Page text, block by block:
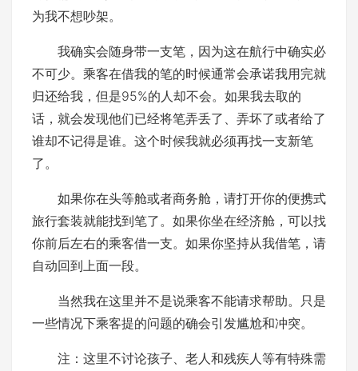
为我不想吵架。
我确实会随身带一支笔，因为这在航行中确实必
不可少。乘客在借我的笔的时候通常会承诺我用完就
归还给我，但是95%的人却不会。如果我去取的
话，就会发现他们已经将笔弄丢了、弄坏了或者给了
谁却不记得是谁。这个时候我就必须再找一支新笔
了。
如果你在头等舱或者商务舱，请打开你的便携式
旅行套装就能找到笔了。如果你坐在经济舱，可以找
你前后左右的乘客借一支。如果你坚持从我借笔，请
自动回到上面一段。
当然我在这里并不是说乘客不能请求帮助。只是
一些情况下乘客提的问题的确会引发尴尬和冲突。
注：这里不讨论孩子、老人和残疾人等有特殊需